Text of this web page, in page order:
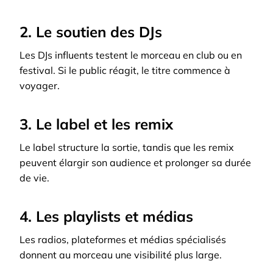
2. Le soutien des DJs
Les DJs influents testent le morceau en club ou en
festival. Si le public réagit, le titre commence à
voyager.
3. Le label et les remix
Le label structure la sortie, tandis que les remix
peuvent élargir son audience et prolonger sa durée
de vie.
4. Les playlists et médias
Les radios, plateformes et médias spécialisés
donnent au morceau une visibilité plus large.